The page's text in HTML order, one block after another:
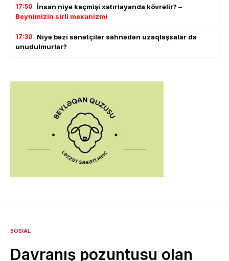
17:50 İnsan niyə keçmişi xatırlayanda kövrəlir? –
Beynimizin sirli mexanizmi
17:30
Niyə bəzi sənətçilər səhnədən uzaqlaşsalar da
unudulmurlar?
SOSIAL
Davranış pozuntusu olan